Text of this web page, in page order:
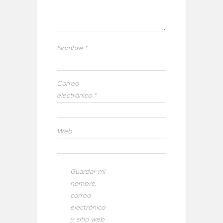
Nombre *
Correo
electrónico *
Web
Guardar mi
nombre,
correo
electrónico
y sitio web